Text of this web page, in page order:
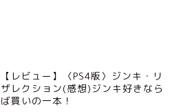
【レビュー】〈PS4版〉ジンキ・リ
ザレクション(感想)ジンキ好きなら
ば買いの一本！